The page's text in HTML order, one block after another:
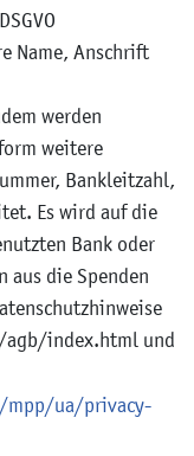
Name, Anschrift
werden
weitere
Bankleitzahl,
Es wird auf die
Bank oder
aus die Spenden
agb/index.html und
mpp/ua/privacy-